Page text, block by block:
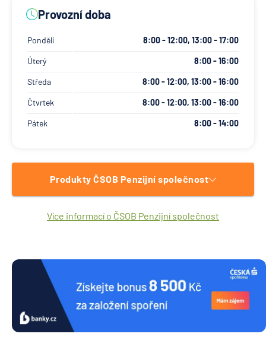
Provozní doba
Pondělí 8:00 - 12:00, 13:00 - 17:00
Úterý 8:00 - 16:00
Středa 8:00 - 12:00, 13:00 - 16:00
Čtvrtek 8:00 - 12:00, 13:00 - 16:00
Pátek 8:00 - 14:00
Produkty ČSOB Penzijní společnost
Více informací o ČSOB Penzijní společnost